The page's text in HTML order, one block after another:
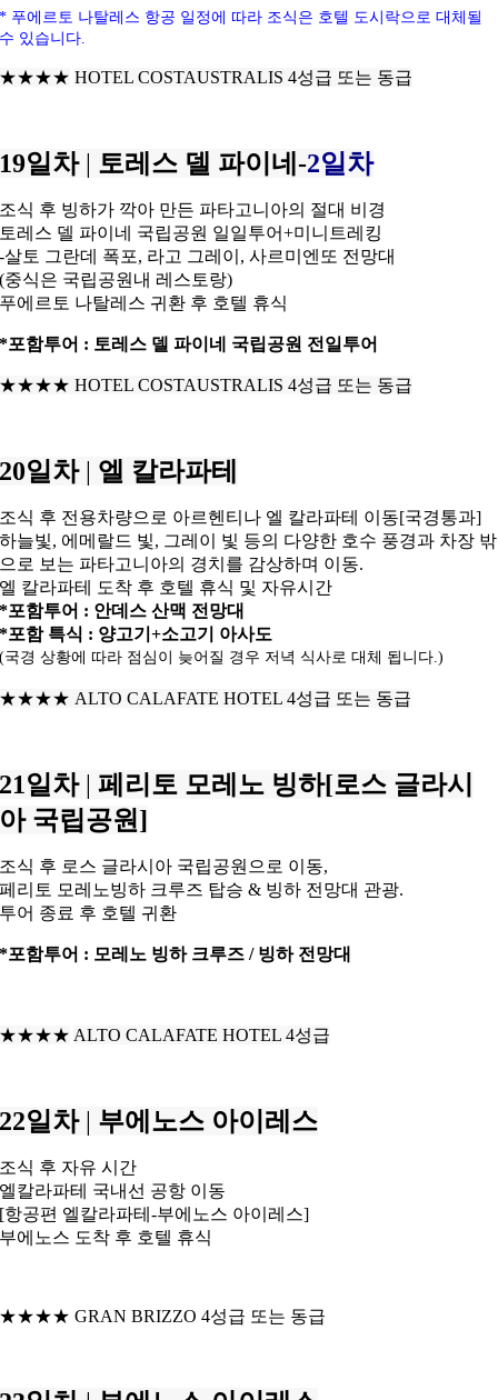
* 푸에르토 나탈레스 항공 일정에 따라 조식은 호텔 도시락으로 대체될
수 있습니다.
★★★★ HOTEL COSTAUSTRALIS 4성급 또는 동급
19일차 | 토레스 델 파이네-2일차
조식 후 빙하가 깍아 만든 파타고니아의 절대 비경
토레스 델 파이네 국립공원 일일투어+미니트레킹
-살토 그란데 폭포, 라고 그레이, 사르미엔또 전망대
(중식은 국립공원내 레스토랑)
푸에르토 나탈레스 귀환 후 호텔 휴식
*포함투어 : 토레스 델 파이네 국립공원 전일투어
★★★★HOTEL COSTAUSTRALIS 4성급 또는 동급
20일차 | 엘 칼라파테
조식 후 전용차량으로 아르헨티나 엘 칼라파테 이동[국경통과]
하늘빛, 에메랄드 빛, 그레이 빛 등의 다양한 호수 풍경과 차장 밖
으로 보는 파타고니아의 경치를 감상하며 이동.
엘 칼라파테 도착 후 호텔 휴식 및 자유시간
*포함투어 : 안데스 산맥 전망대
*포함 특식 : 양고기+소고기 아사도
(국경 상황에 따라 점심이 늦어질 경우 저녁 식사로 대체 됩니다.)
★★★★ ALTO CALAFATE HOTEL 4성급 또는 동급
21일차 | 페리토 모레노 빙하[로스 글라시
아 국립공원]
조식 후 로스 글라시아 국립공원으로 이동,
페리토 모레노빙하 크루즈 탑승 & 빙하 전망대 관광.
투어 종료 후 호텔 귀환
*포함투어 : 모레노 빙하 크루즈 / 빙하 전망대
★★★★ ALTO CALAFATE HOTEL 4성급
22일차 | 부에노스 아이레스
조식 후 자유 시간
엘칼라파테 국내선 공항 이동
[항공편 엘칼라파테-부에노스 아이레스]
부에노스 도착 후 호텔 휴식
★★★★ GRAN BRIZZO 4성급 또는 동급